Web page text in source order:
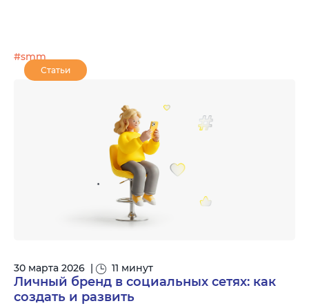
#smm
Статьи
30 марта 2026 | 11 минут
Личный бренд в социальных сетях: как
создать и развить